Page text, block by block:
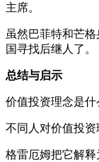
主席。
虽然巴菲特和芒
国寻找后继人了。
总结与启示
价值投资理念是什
不同人对价值投资
格雷厄姆把它解释